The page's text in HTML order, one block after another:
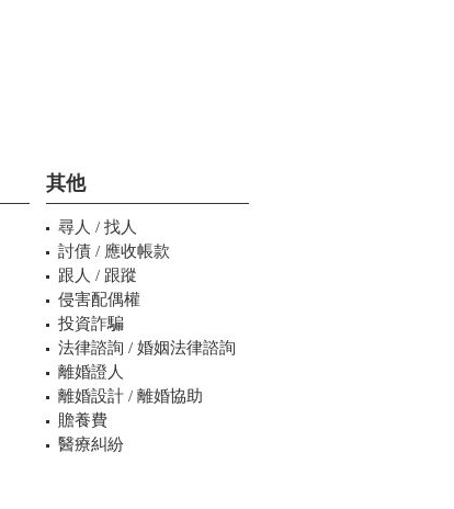
其他
尋人 / 找人
討債 / 應收帳款
跟人 / 跟蹤
侵害配偶權
投資詐騙
法律諮詢 / 婚姻法律諮詢
離婚證人
離婚設計 / 離婚協助
贍養費
醫療糾紛